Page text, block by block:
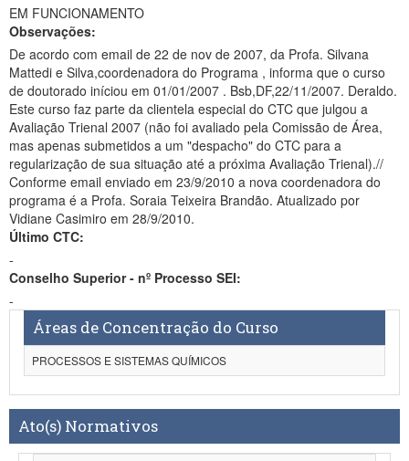
EM FUNCIONAMENTO
Observações:
De acordo com email de 22 de nov de 2007, da Profa. Silvana
Mattedi e Silva,coordenadora do Programa , informa que o curso
de doutorado iníciou em 01/01/2007 . Bsb,DF,22/11/2007. Deraldo.
Este curso faz parte da clientela especial do CTC que julgou a
Avaliação Trienal 2007 (não foi avaliado pela Comissão de Área,
mas apenas submetidos a um "despacho" do CTC para a
regularização de sua situação até a próxima Avaliação Trienal).//
Conforme email enviado em 23/9/2010 a nova coordenadora do
programa é a Profa. Soraia Teixeira Brandão. Atualizado por
Vidiane Casimiro em 28/9/2010.
Último CTC:
-
Conselho Superior - nº Processo SEI:
-
Áreas de Concentração do Curso
PROCESSOS E SISTEMAS QUÍMICOS
Ato(s) Normativos